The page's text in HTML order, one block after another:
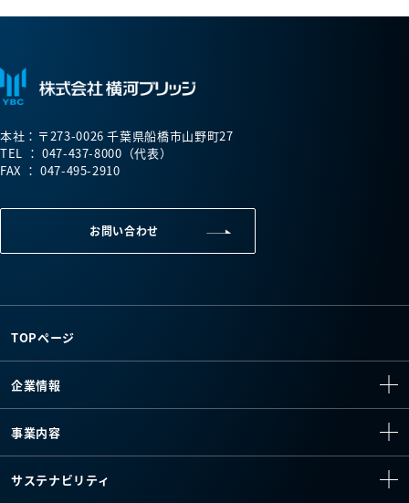
本社：〒273-0026 千葉県船橋市山野町27
TEL ： 047-437-8000（代表）
FAX ： 047-495-2910
お問い合わせ
TOPページ
企業情報
事業内容
サステナビリティ